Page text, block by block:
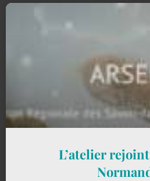
L’atelier rejoint